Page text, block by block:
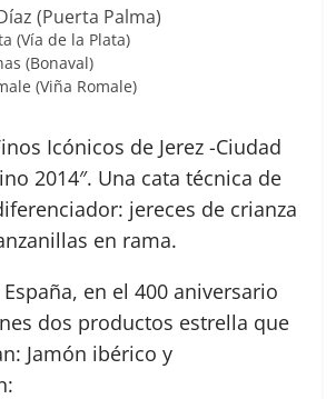
(Puerta Palma)
(Vía de la Plata)
(Bonaval)
(Viña Romale)
Icónicos de Jerez -Ciudad
2014″. Una cata técnica de
jereces de crianza
en rama.
España, en el 400 aniversario
dos productos estrella que
Jamón ibérico y